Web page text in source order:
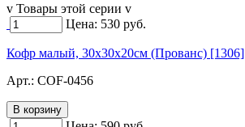
v Товары этой серии v
Цена: 530 руб.
Кофр малый, 30х30х20см (Прованс) [1306]
Арт.: COF-0456